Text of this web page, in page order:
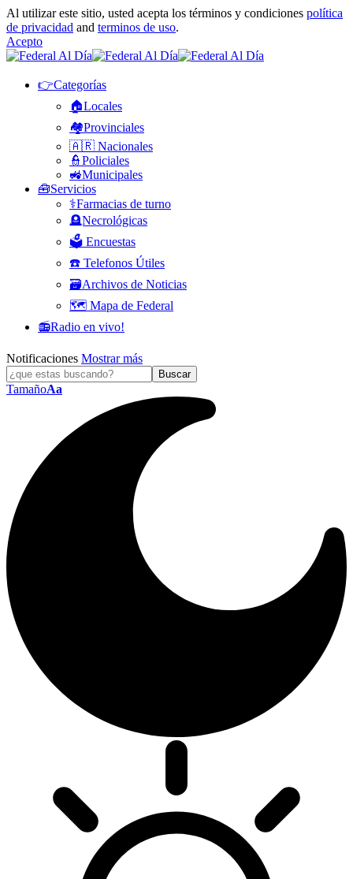
Al utilizar este sitio, usted acepta los términos y condiciones política
de privacidad and terminos de uso.
Acepto
👉Categorías
🏠Locales
🏘️Provinciales
🇦🇷 Nacionales
👮Policiales
🚜Municipales
🧰Servicios
⚕️Farmacias de turno
🪦Necrológicas
🗳️ Encuestas
☎️ Telefonos Útiles
🗃️Archivos de Noticias
🗺️ Mapa de Federal
📻Radio en vivo!
Notificaciones Mostrar más
TamañoAa